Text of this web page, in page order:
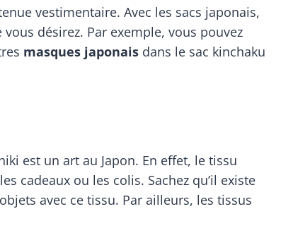
vestimentaire. Avec les sacs japonais,
désirez. Par exemple, vous pouvez
masques japonais dans le sac kinchaku
est un art au Japon. En effet, le tissu
cadeaux ou les colis. Sachez qu’il existe
avec ce tissu. Par ailleurs, les tissus